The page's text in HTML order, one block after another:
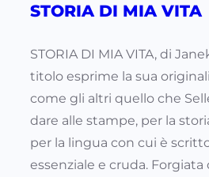
STORIA DI MIA VITA
STORIA DI MIA VITA, di
titolo esprime la sua
come gli altri quello che
dare alle stampe, per la
per la lingua con cui è
essenziale e cruda. Forgiata